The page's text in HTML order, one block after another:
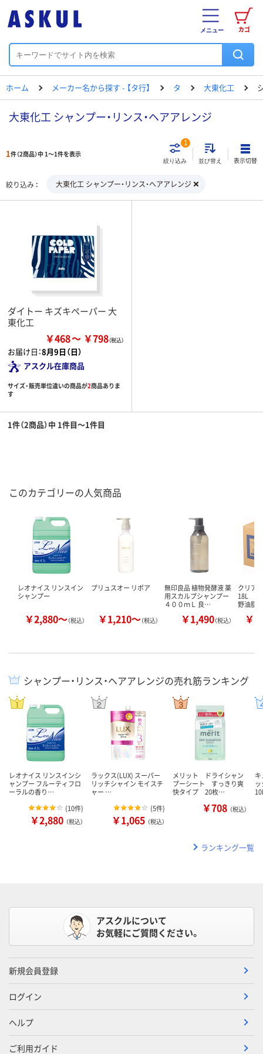
カゴ
メニュー
ホーム メーカー名から探す - 【タ行】 タ 大東化工
大東化工 シャンプー・リンス・ヘアアレンジ
1件（2商品）中 1～1件を表示
絞り込み
1
並び替え 表示切替
絞り込み 大東化工 シャンプー・リンス・ヘアアレンジ
ダイトー キズキペーパー 大
東化工
￥468 ￥798
お届け日：8月9日（日）
アスクル在庫商品
サイズ・販売単位違いの商品が2商品ありま
す
1件（2商品）中 1件目～1件目
このカテゴリーの人気商品
レオナイス リンスイン
シャンプー
￥2,880～（税込）
プリュスオー リポア
￥1,210～（税込）
無印良品 植物発酵液 薬
用スカルプシャンプー
４００ｍＬ 良…
￥1,490（税込）
クリア
18L 業
野油脂
￥
シャンプー・リンス・ヘアアレンジの売れ筋ランキング
レオナイス リンスインシ
ャンプー フルーティフロ
ーラルの香り…
(10件)
￥2,880 （税込）
ラックス(LUX) スーパー
リッチシャイン モイスチ
ャー …
(5件)
￥1,065 （税込）
メリット ドライシャン
プーシート すっきり爽
快タイプ 20枚…
￥708 （税込）
キ
ランキング一覧
アスクルについて
お気軽にご質問ください。
新規会員登録
ログイン
ヘルプ
ご利用ガイド